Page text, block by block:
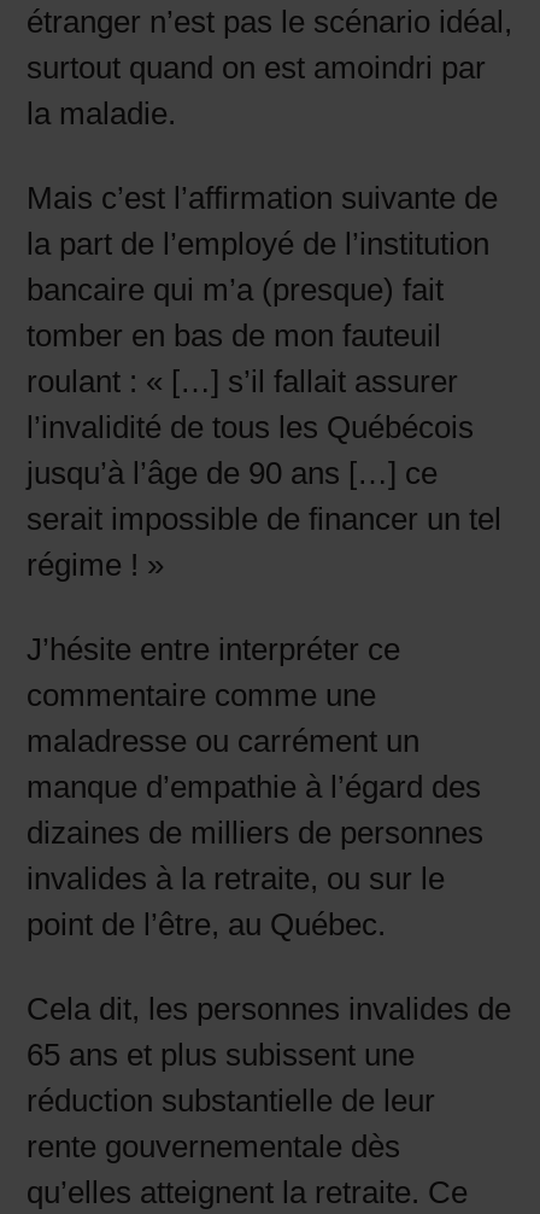
étranger n’est pas le scénario idéal,
surtout quand on est amoindri par
la maladie.
Mais c’est l’affirmation suivante de
la part de l’employé de l’institution
bancaire qui m’a (presque) fait
tomber en bas de mon fauteuil
roulant : « […] s’il fallait assurer
l’invalidité de tous les Québécois
jusqu’à l’âge de 90 ans […] ce
serait impossible de financer un tel
régime ! »
J’hésite entre interpréter ce
commentaire comme une
maladresse ou carrément un
manque d’empathie à l’égard des
dizaines de milliers de personnes
invalides à la retraite, ou sur le
point de l’être, au Québec.
Cela dit, les personnes invalides de
65 ans et plus subissent une
réduction substantielle de leur
rente gouvernementale dès
qu’elles atteignent la retraite. Ce